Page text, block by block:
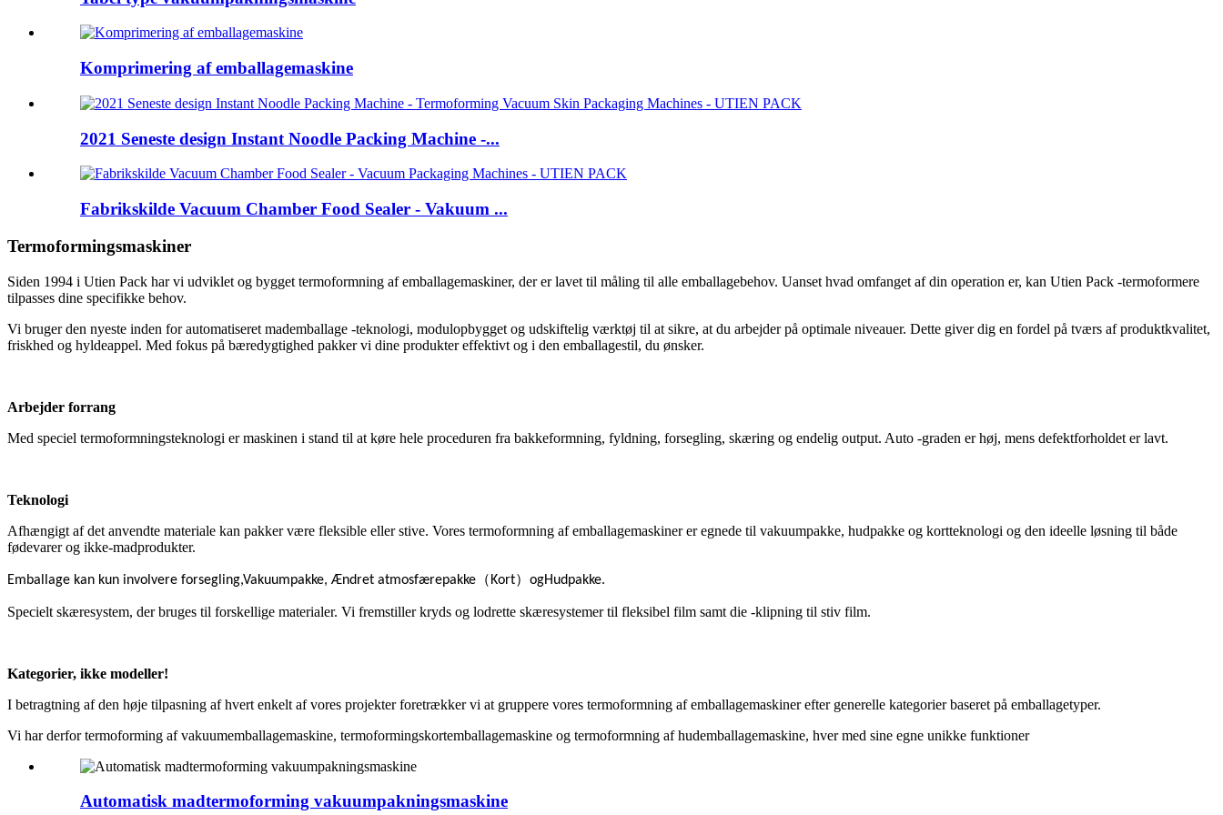
Komprimering af emballagemaskine
2021 Seneste design Instant Noodle Packing Machine -...
Fabrikskilde Vacuum Chamber Food Sealer - Vakuum ...
Termoformingsmaskiner
Siden 1994 i Utien Pack har vi udviklet og bygget termoformning af emballagemaskiner, der er lavet til måling til alle emballagebehov. Uanset hvad omfanget af din operation er, kan Utien Pack -termoformere
tilpasses dine specifikke behov.
Vi bruger den nyeste inden for automatiseret mademballage -teknologi, modulopbygget og udskiftelig værktøj til at sikre, at du arbejder på optimale niveauer. Dette giver dig en fordel på tværs af produktkvalitet,
friskhed og hyldeappel. Med fokus på bæredygtighed pakker vi dine produkter effektivt og i den emballagestil, du ønsker.
Arbejder forrang
Med speciel termoformningsteknologi er maskinen i stand til at køre hele proceduren fra bakkeformning, fyldning, forsegling, skæring og endelig output. Auto -graden er høj, mens defektforholdet er lavt.
Teknologi
Afhængigt af det anvendte materiale kan pakker være fleksible eller stive. Vores termoformning af emballagemaskiner er egnede til vakuumpakke, hudpakke og kortteknologi og den ideelle løsning til både
fødevarer og ikke-madprodukter.
Emballage kan kun involvere forsegling,Vakuumpakke, Ændret atmosfærepakke （ Kort） ogHudpakke.
Specielt skæresystem, der bruges til forskellige materialer. Vi fremstiller kryds og lodrette skæresystemer til fleksibel film samt die -klipning til stiv film.
Kategorier, ikke modeller!
I betragtning af den høje tilpasning af hvert enkelt af vores projekter foretrækker vi at gruppere vores termoformning af emballagemaskiner efter generelle kategorier baseret på emballagetyper.
Vi har derfor termoforming af vakuumemballagemaskine, termoformingskortemballagemaskine og termoformning af hudemballagemaskine, hver med sine egne unikke funktioner
Automatisk madtermoforming vakuumpakningsmaskine